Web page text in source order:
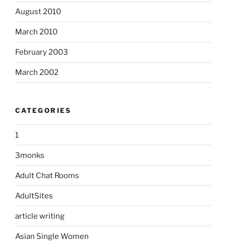
August 2010
March 2010
February 2003
March 2002
CATEGORIES
1
3monks
Adult Chat Rooms
AdultSites
article writing
Asian Single Women